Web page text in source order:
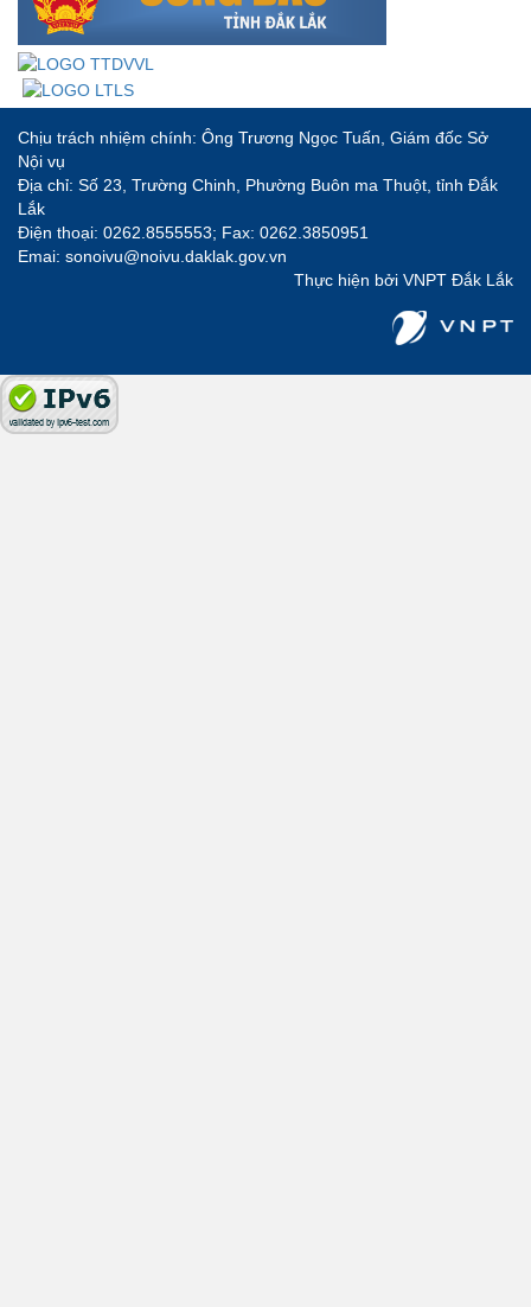
Chịu trách nhiệm chính: Ông Trương Ngọc Tuấn, Giám đốc Sở
Nội vụ
Địa chỉ: Số 23, Trường Chinh, Phường Buôn ma Thuột, tỉnh Đắk
Lắk
Điện thoại: 0262.8555553; Fax: 0262.3850951
Emai: sonoivu@noivu.daklak.gov.vn
Thực hiện bởi VNPT Đắk Lắk